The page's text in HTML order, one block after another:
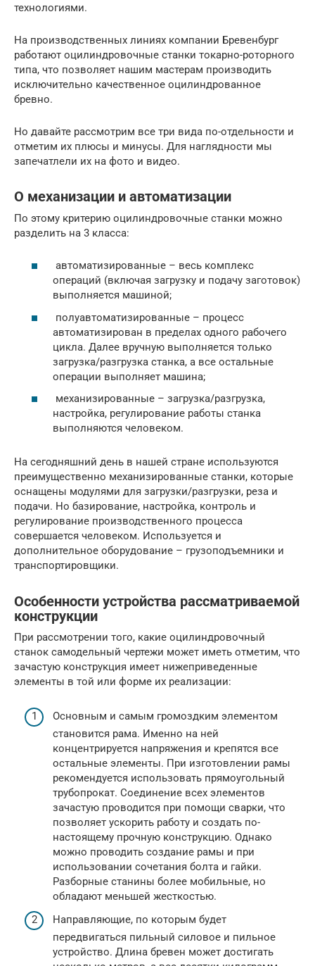
технологиями.
На производственных линиях компании Бревенбург
работают оцилиндровочные станки токарно-роторного
типа, что позволяет нашим мастерам производить
исключительно качественное оцилиндрованное
бревно.
Но давайте рассмотрим все три вида по-отдельности и
отметим их плюсы и минусы. Для наглядности мы
запечатлели их на фото и видео.
О механизации и автоматизации
По этому критерию оцилиндровочные станки можно
разделить на 3 класса:
автоматизированные – весь комплекс
операций (включая загрузку и подачу заготовок)
выполняется машиной;
полуавтоматизированные – процесс
автоматизирован в пределах одного рабочего
цикла. Далее вручную выполняется только
загрузка/разгрузка станка, а все остальные
операции выполняет машина;
механизированные – загрузка/разгрузка,
настройка, регулирование работы станка
выполняются человеком.
На сегодняшний день в нашей стране используются
преимущественно механизированные станки, которые
оснащены модулями для загрузки/разгрузки, реза и
подачи. Но базирование, настройка, контроль и
регулирование производственного процесса
совершается человеком. Используется и
дополнительное оборудование – грузоподъемники и
транспортировщики.
Особенности устройства рассматриваемой
конструкции
При рассмотрении того, какие оцилиндровочный
станок самодельный чертежи может иметь отметим, что
зачастую конструкция имеет нижеприведенные
элементы в той или форме их реализации:
Основным и самым громоздким элементом
становится рама. Именно на ней
концентрируется напряжения и крепятся все
остальные элементы. При изготовлении рамы
рекомендуется использовать прямоугольный
трубопрокат. Соединение всех элементов
зачастую проводится при помощи сварки, что
позволяет ускорить работу и создать по-
настоящему прочную конструкцию. Однако
можно проводить создание рамы и при
использовании сочетания болта и гайки.
Разборные станины более мобильные, но
обладают меньшей жесткостью.
Направляющие, по которым будет
передвигаться пильный силовое и пильное
устройство. Длина бревен может достигать